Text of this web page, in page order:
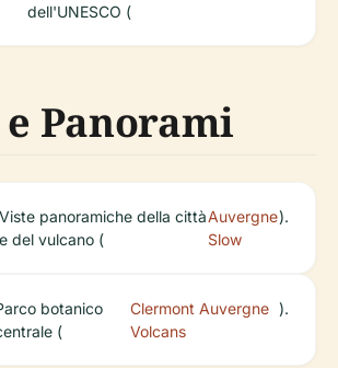
dell'UNESCO (
Panorami
Viste panoramiche della città
e del vulcano (
Auvergne
Slow
).
botanico
(
Clermont Auvergne
Volcans
).